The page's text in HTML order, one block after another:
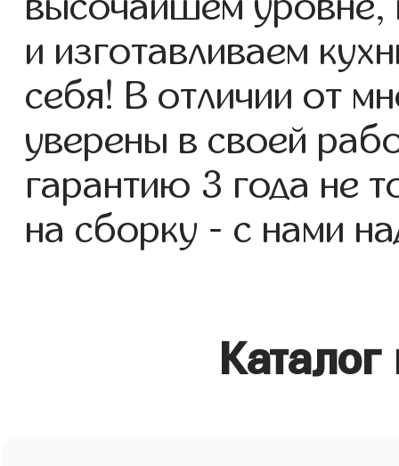
и изготавливаем
себя! В отличии от
уверены в своей
гарантию 3 года не
на сборку - с нами